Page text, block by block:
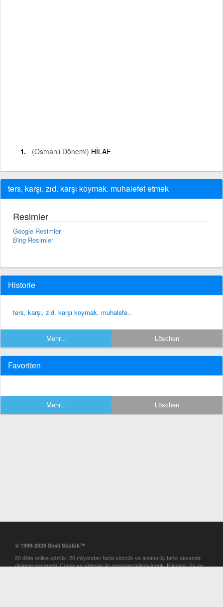
(Osmanlı Dönemi) HİLAF
ters, karşı, zıd. karşı koymak. muhalefet etmek
Resimler
Google Resimler
Bing Resimler
Historie
ters, karşı, zıd. karşı koymak. muhalefe..
Mehr... Löschen
Favoriten
Mehr... Löschen
© 1999-2026 Sesli Sözlük™
20 dilde online sözlük. 20 milyondan fazla sözcük ve anlamı üç farklı aksanda
dinleme seçeneği. Cümle ve Videolar ile zenginleştirilmiş içerik. Etimoloji, Eş ve